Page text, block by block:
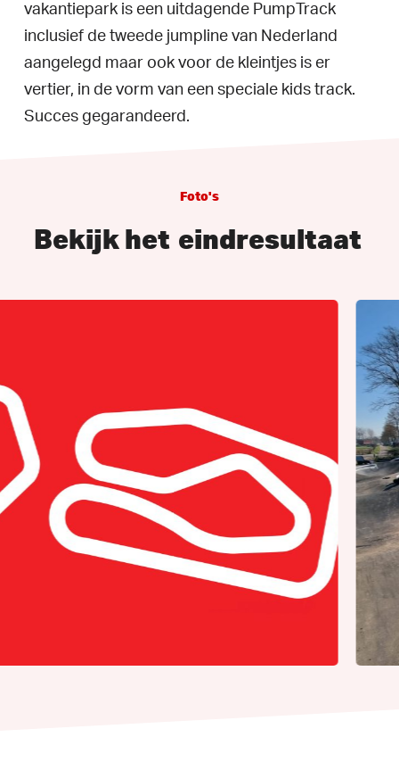
vakantiepark is een uitdagende PumpTrack
inclusief de tweede jumpline van Nederland
aangelegd maar ook voor de kleintjes is er
vertier, in de vorm van een speciale kids track.
Succes gegarandeerd.
Foto's
Bekijk het eindresultaat